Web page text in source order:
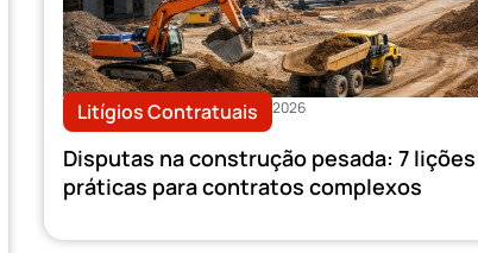
Litígios Contratuais 2026
Disputas na construção pesada: 7 lições
práticas para contratos complexos